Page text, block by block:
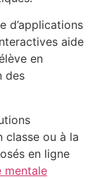
d’applications
aide
en
des
classe ou à la
en ligne
mentale